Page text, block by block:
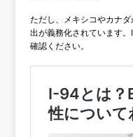
ただし、メキシコやカナ
出が義務化されています
確認ください。